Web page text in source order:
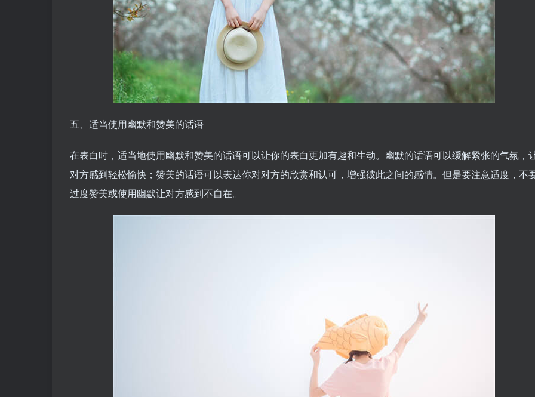
五、适当使用幽默和赞美的话语
在表白时，适当地使用幽默和赞美的话语可以让你的表白更加有趣和生动。幽默的话语可以缓解紧张的气氛，
对方感到轻松愉快；赞美的话语可以表达你对对方的欣赏和认可，增强彼此之间的感情。但是要注意适度，不
过度赞美或使用幽默让对方感到不自在。